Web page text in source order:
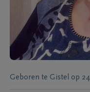
Geboren te Gistel op